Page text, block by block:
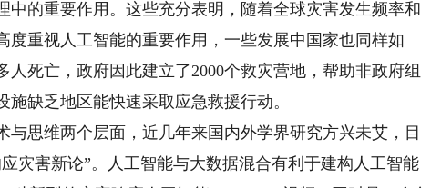
中的重要作用。这些充分表明，随着全球灾害发生频率和
度重视人工智能的重要作用，一些发展中国家也同样如
人死亡，政府因此建立了2000个救灾营地，帮助非政府组
缺乏地区能快速采取应急救援行动。
思维两个层面，近几年来国内外学界研究方兴未艾，目
灾害新论”。人工智能与大数据混合有利于建构人工智能